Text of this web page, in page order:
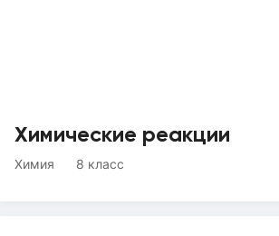
Химические реакции
Химия 8 класс